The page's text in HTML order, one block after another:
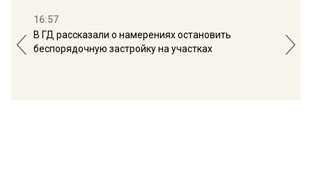
16:57
В ГД рассказали о намерениях остановить
беспорядочную застройку на участках